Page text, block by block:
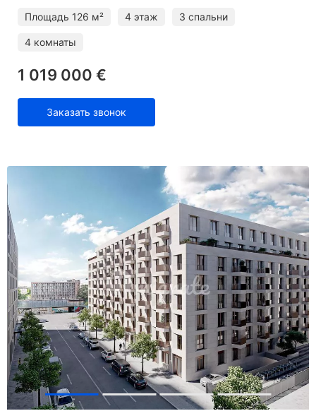
Площадь 126 м² 4 этаж 3 спальни
4 комнаты
1 019 000 €
Заказать звонок